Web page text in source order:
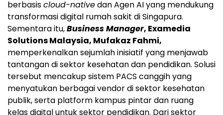
berbasiscloud-nativedan Agen AI yang mendukung
transformasi digital rumah sakit di Singapura.
Sementara itu,Business Manager, Examedia
Solutions Malaysia, Mufakaz Fahmi,
memperkenalkan sejumlah inisiatif yang menjawab
tantangan di sektor kesehatan dan pendidikan. Solusi
tersebut mencakup sistem PACS canggih yang
menyatukan berbagai vendor di sektor kesehatan
publik, serta platform kampus pintar dan ruang
kelas digital untuk sektor pendidikan. Dari sektor